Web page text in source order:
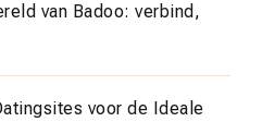
van Badoo: verbind,
voor de Ideale